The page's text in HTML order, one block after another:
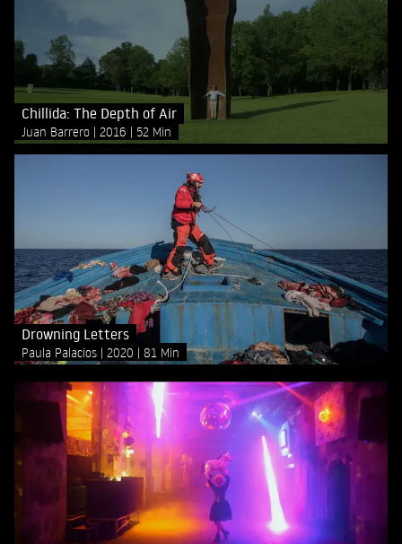
Chillida: The Depth of Air
Juan Barrero 2016 52 Min
Drowning Letters
Paula Palacios 2020 81 Min